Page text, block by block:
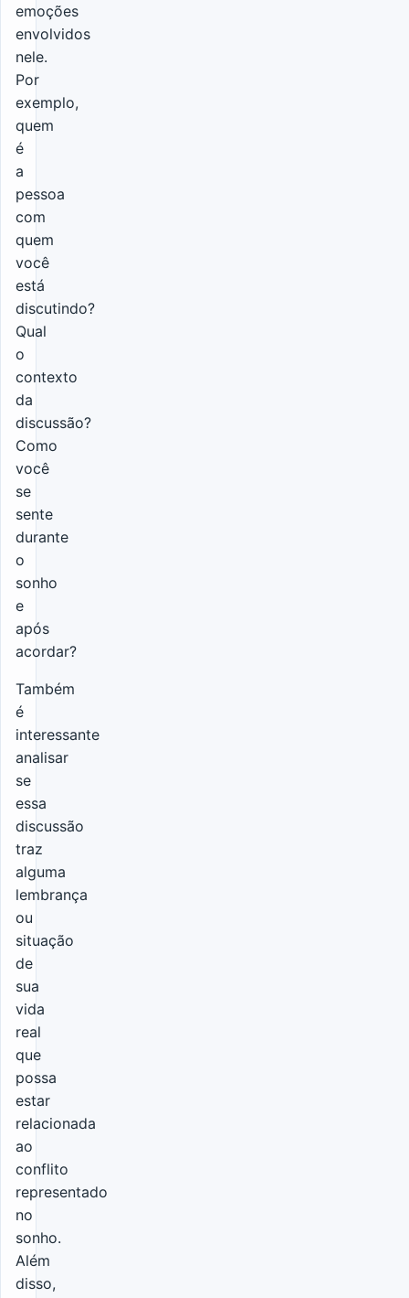
emoções
envolvidos
nele.
Por
exemplo,
quem
é
a
pessoa
com
quem
você
está
discutindo?
Qual
o
contexto
da
discussão?
Como
você
se
sente
durante
o
sonho
e
após
acordar?
Também
é
interessante
analisar
se
essa
discussão
traz
alguma
lembrança
ou
situação
de
sua
vida
real
que
possa
estar
relacionada
ao
conflito
representado
no
sonho.
Além
disso,